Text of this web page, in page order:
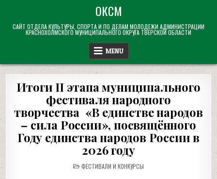
content
ОКСМ
САЙТ ОТДЕЛА КУЛЬТУРЫ, СПОРТА И ПО ДЕЛАМ МОЛОДЕЖИ АДМИНИСТРАЦИИ
КРАСНОХОЛМСКОГО МУНИЦИПАЛЬНОГО ОКРУГА ТВЕРСКОЙ ОБЛАСТИ
MENU
Итоги II этапа муниципального
фестиваля народного
творчества «В единстве народов
– сила России», посвящённого
Году единства народов России в
2026 году
POSTED
IN
ФЕСТИВАЛИ И КОНКУРСЫ